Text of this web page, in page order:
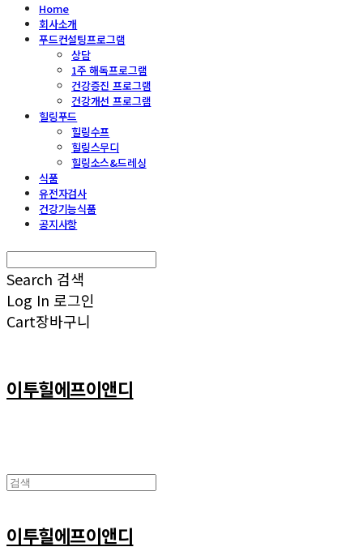
Home
회사소개
푸드컨설팅프로그램
상담
1주 해독프로그램
건강증진 프로그램
건강개선 프로그램
힐링푸드
힐링수프
힐링스무디
힐링소스&드레싱
식품
유전자검사
건강기능식품
공지사항
Search 검색
Log In 로그인
Cart장바구니
이투힐에프이앤디
이투힐에프이앤디